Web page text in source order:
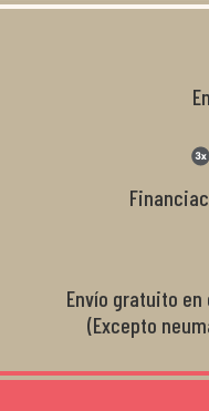
Envío gratuito
(Excepto